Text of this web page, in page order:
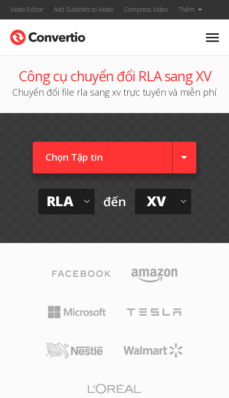
Video Editor Add Subtitles to Video Compress Video Thêm
Công cụ chuyển đổi RLA sang XV
Chuyển đổi file rla sang xv trực tuyến và miễn phí
Chọn Tập tin
RLA đến XV